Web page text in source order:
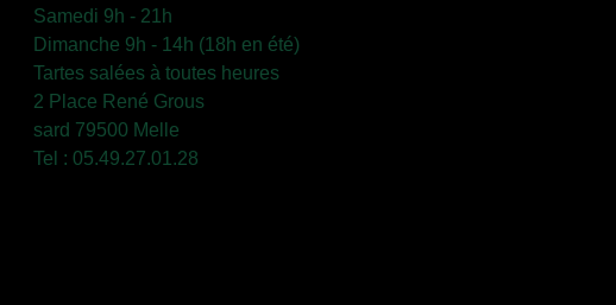
Samedi 9h - 21h
Dimanche 9h - 14h (18h en été)
Tartes salées à toutes heures
2 Place René Grous
sard 79500 Melle
Tel : 05.49.27.01.28